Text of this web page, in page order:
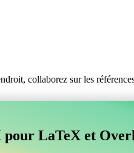
collaborez sur les
se connecte à
se connecte à Overleaf? »
LaTeX et